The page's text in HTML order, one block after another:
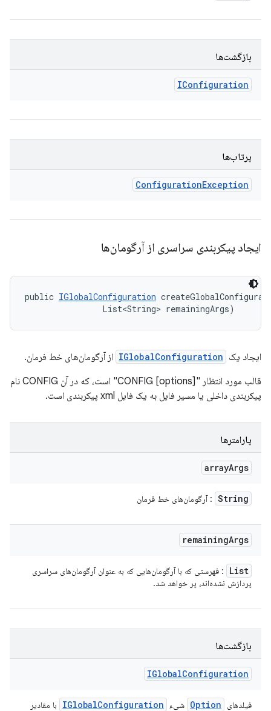
بازگشت‌ها
IConfiguration
پرتاب‌ها
ConfigurationException
ایجاد پیکربندی سراسری از آرگومان‌ها
public IGlobalConfiguration
                List<String> remainingArgs)
ایجاد یک IGlobalConfiguration از آرگومان‌های خط فرمان.
قالب مورد انتظار "CONFIG [options]" است، که در آن CONFIG نام
پیکربندی داخلی یا مسیر فایل به یک فایل xml پیکربندی است.
پارامترها
arrayArgs
String : آرگومان‌های خط فرمان
remainingArgs
List
: فهرستی که با آرگومان‌هایی که به عنوان آرگومان‌های سراسری
پردازش نشده‌اند، پر خواهد شد.
بازگشت‌ها
IGlobalConfiguration
فیلدهای Option شیء IGlobalConfiguration
با مقادیر